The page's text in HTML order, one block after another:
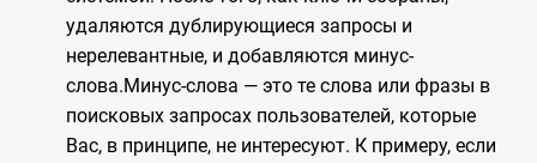
удаляются дублирующиеся запросы и
нерелевантные, и добавляются минус-
слова.Минус-слова — это те слова или фразы в
поисковых запросах пользователей, которые
Вас, в принципе, не интересуют. К примеру, если